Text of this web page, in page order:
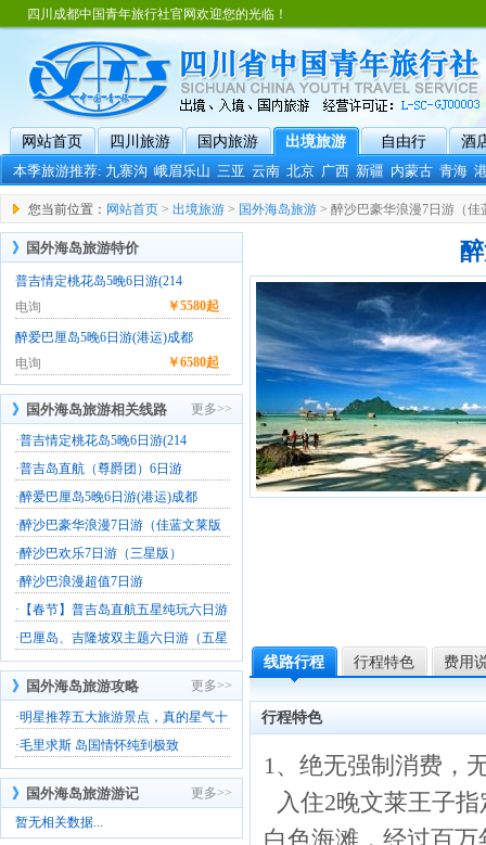
四川成都中国青年旅行社官网欢迎您的光临！
网站首页 四川旅游 国内旅游 出境旅游 自由行
酒
本季旅游推荐:九寨沟 峨眉乐山 三亚 云南 北京 广西 新疆 内蒙古 青海
您当前位置： 网站首页 > 出境旅游 > 国外海岛旅游 > 醉沙巴豪华浪漫7日游（佳
》 国外海岛旅游特价
普吉情定桃花岛5晚6日游(214
电询
￥5580起
醉爱巴厘岛5晚6日游(港运)成都
电询
￥6580起
》 国外海岛旅游相关线路 更多>>
·普吉情定桃花岛5晚6日游(214
·普吉岛直航（尊爵团）6日游
·醉爱巴厘岛5晚6日游(港运)成都
·醉沙巴豪华浪漫7日游（佳蓝文莱版
·醉沙巴欢乐7日游（三星版）
·醉沙巴浪漫超值7日游
· 【春节】普吉岛直航五星纯玩六日游
· 巴厘岛、吉隆坡双主题六日游（五星
》 国外海岛旅游攻略 更多>>
·明星推荐五大旅游景点，真的星气十
·毛里求斯 岛国情怀纯到极致
》 国外海岛旅游游记
更多>>
暂无相关数据...
线路行程 行程特色 费用
行程特色
1、绝无强制消费，
入住2晚文莱王子
白色海滩，经过百